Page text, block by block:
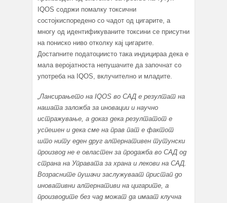
IQOS содржи помалку токсични
состојкиспоредено со чадот од цигарите, а
многу од идентификуваните токсини се присутни
на пониско ниво отколку кај цигарите.
Достапните податоциисто така индицираа дека е
мала веројатноста непушачите да започнат со
употреба на IQOS, вклучително и младите.
„Лансирањето на IQOS во САД е резултат на
нашата заложба за иновации и научно
истражување, а доказ дека резултатот е
успешен и дека сме на прав пат е фактот
што ниту еден друг алтернативен тутунски
производ не е овластен за продажба во САД од
страна на Управата за храна и лекови на САД.
Возрасните пушачи заслужуваат пристап до
иновативни алтернативи на цигарите, а
производите без чад можат да имаат клучна